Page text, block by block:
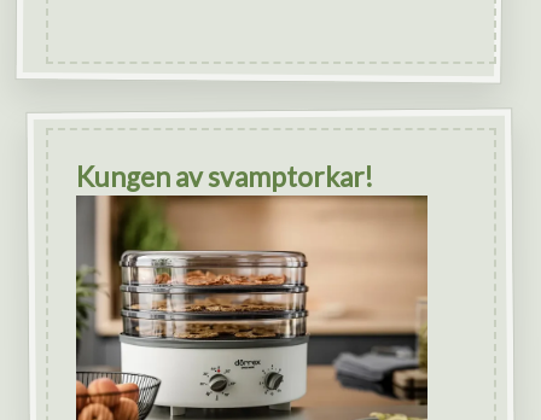
Kungen av svamptorkar!